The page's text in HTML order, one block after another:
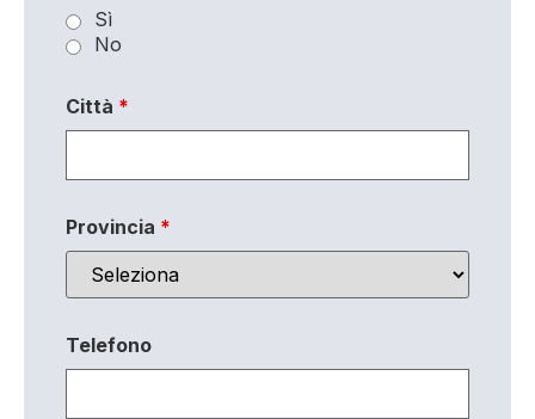
Sì
No
Città *
Provincia *
Telefono